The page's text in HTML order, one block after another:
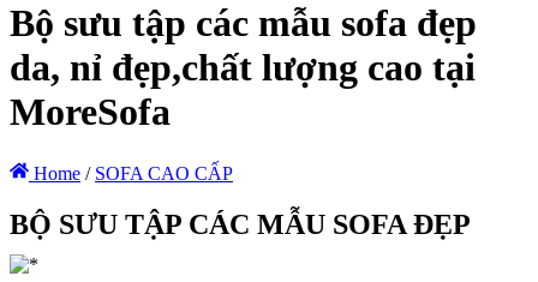
Bộ sưu tập các mẫu sofa đẹp
da, nỉ đẹp,chất lượng cao tại
MoreSofa
Home / SOFA CAO CẤP
BỘ SƯU TẬP CÁC MẪU SOFA ĐẸP